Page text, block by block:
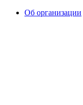
Об организации